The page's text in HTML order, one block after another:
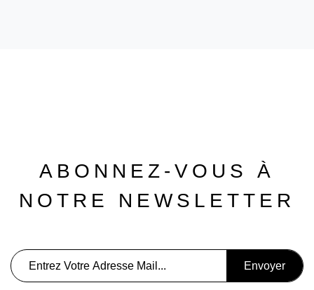
ABONNEZ-VOUS À
NOTRE NEWSLETTER